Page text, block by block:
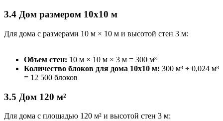
3.4 Дом размером 10x10 м
Для дома с размерами 10 м × 10 м и высотой стен 3 м:
Объем стен: 10 м × 10 м × 3 м = 300 м³
Количество блоков для дома 10x10 м: 300 м³ ÷ 0,024 м³
= 12 500 блоков
3.5 Дом 120 м²
Для дома с площадью 120 м² и высотой стен 3 м: